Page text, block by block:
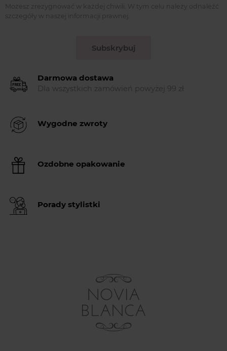
Możesz zrezygnować w każdej chwili. W tym celu należy odnaleźć
szczegóły w naszej informacji prawnej.
Subskrybuj
Darmowa dostawa
Dla wszystkich zamówień powyżej 99 zł
Wygodne zwroty
Ozdobne opakowanie
Porady stylistki